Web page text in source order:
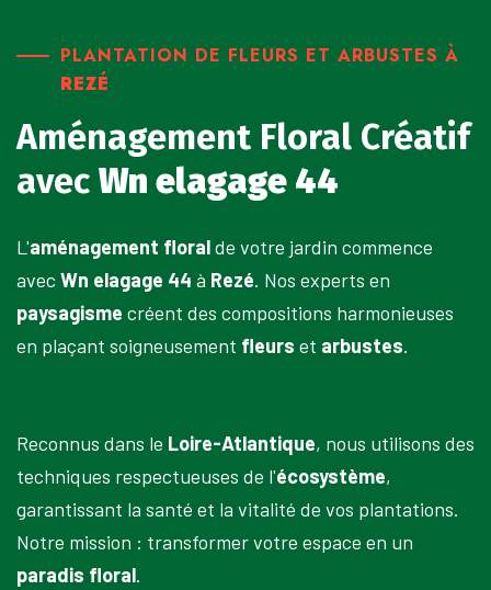
PLANTATION DE FLEURS ET ARBUSTES À
REZÉ
Aménagement Floral Créatif
avec Wn elagage 44
L'aménagement floralde votre jardin commence
avec Wn elagage 44 à Rezé. Nos experts en
paysagisme créent des compositions harmonieuses
en plaçant soigneusement fleurs et arbustes.
Reconnus dans le Loire-Atlantique, nous utilisons des
techniques respectueuses de l'écosystème,
garantissant la santé et la vitalité de vos plantations.
Notre mission : transformer votre espace en un
paradis floral.